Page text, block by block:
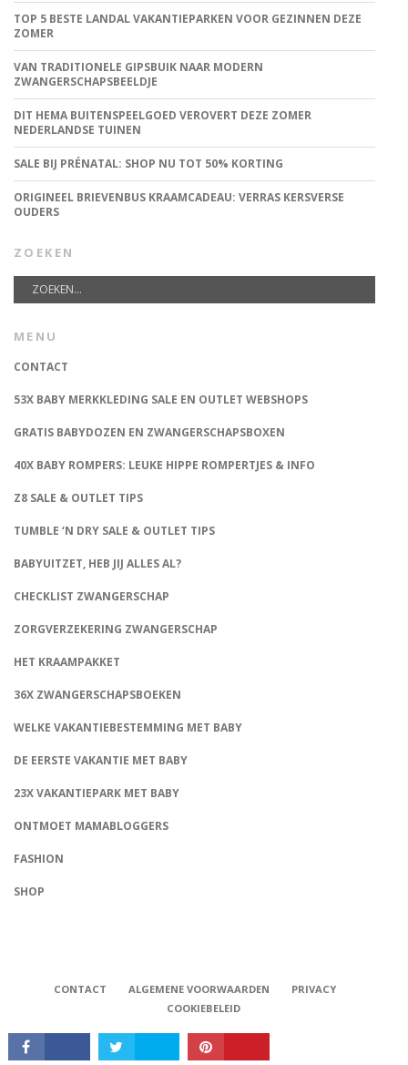
TOP 5 BESTE LANDAL VAKANTIEPARKEN VOOR GEZINNEN DEZE
ZOMER
VAN TRADITIONELE GIPSBUIK NAAR MODERN
ZWANGERSCHAPSBEELDJE
DIT HEMA BUITENSPEELGOED VEROVERT DEZE ZOMER
NEDERLANDSE TUINEN
SALE BIJ PRÉNATAL: SHOP NU TOT 50% KORTING
ORIGINEEL BRIEVENBUS KRAAMCADEAU: VERRAS KERSVERSE
OUDERS
ZOEKEN
MENU
CONTACT
53X BABY MERKKLEDING SALE EN OUTLET WEBSHOPS
GRATIS BABYDOZEN EN ZWANGERSCHAPSBOXEN
40X BABY ROMPERS: LEUKE HIPPE ROMPERTJES & INFO
Z8 SALE & OUTLET TIPS
TUMBLE ‘N DRY SALE & OUTLET TIPS
BABYUITZET, HEB JIJ ALLES AL?
CHECKLIST ZWANGERSCHAP
ZORGVERZEKERING ZWANGERSCHAP
HET KRAAMPAKKET
36X ZWANGERSCHAPSBOEKEN
WELKE VAKANTIEBESTEMMING MET BABY
DE EERSTE VAKANTIE MET BABY
23X VAKANTIEPARK MET BABY
ONTMOET MAMABLOGGERS
FASHION
SHOP
CONTACT ALGEMENE VOORWAARDEN
PRIVACY
COOKIEBELEID
Babystraatje.nl, Copyright © 2019